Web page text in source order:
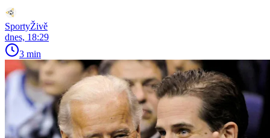
SportyŽivě
dnes, 18:29
3 min